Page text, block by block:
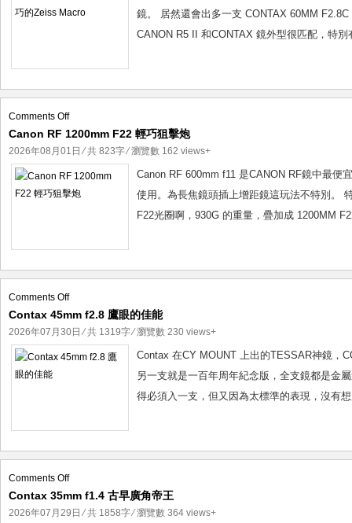
Zeiss
Zeiss
Lord
Macro
鏡。 居然還會出多一支 CONTAX 60MM
CANON R5 II 和CONTAX 鏡外型很匹配，特
Comments Offon
Canon
RF
1200mm
炮
Canon RF 1200mm F22 輕巧狙擊炮
2026年08月01日 ⁄ 共 823字 ⁄ 瀏覽數 162 views+
Canon RF 600mm f11 是CANON RF鏡中最便
使用。為長焦鏡頭插上增距鏡這玩法不特別。
F22光圈啊，930G 的重量，疊加成 1200MM
Comments Offon
Contax
45mm
f2.8
Contax 45mm f2.8 鷹眼的佳能
2026年07月30日 ⁄ 共 1319字 ⁄ 瀏覽數 230 views+
Contax 在CY MOUNT 上出的TESSAR神鏡，
另一支就是一百年周年紀念版，全支鏡都是金
得必須入一支，但又因為太標準的表現，沒
Comments Offon
Contax
35mm
Contax 35mm f1.4 古早廣角帝王
2026年07月29日 ⁄ 共 1858字 ⁄ 瀏覽數 364 views+